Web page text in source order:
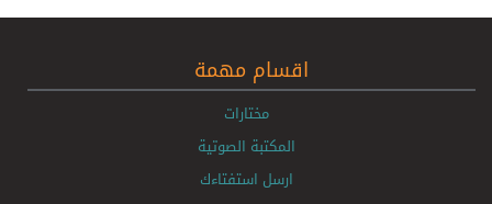
اقسام مهمة
مختارات
المكتبة الصوتية
ارسل استفتاءك